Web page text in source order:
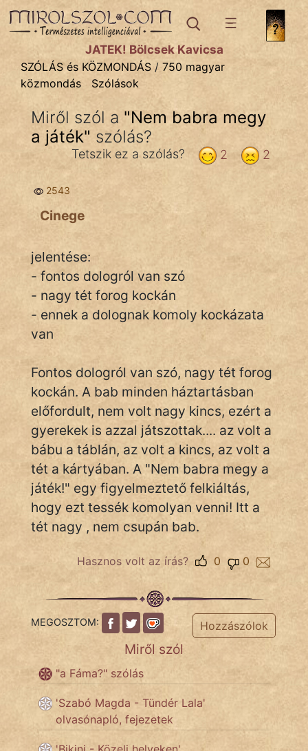
SZÓLÁS ÉS KÖZMONDÁStémák:
Bibliai
Kifejezések
Közmondások
Rímelő
Szóláscsoportok
Szólások
Tréfás
SZÓLÁS
És
KÖZMONDÁS
PSZICHO
ZENE
FILM
TÖRTÉNELEM
Népszerű szerzőink:
cinege
Hunor
JÁTÉK! Bölcsek Kavicsa
SZÓLÁS és KÖZMONDÁS / 750 magyar
közmondás
Szólások
Miről szól a "Nem babra megy
a játék" szólás?
2
2
Tetszik ez a szólás?
2543
Cinege
jelentése:
- fontos dologról van szó
- nagy tét forog kockán
- ennek a dolognak komoly kockázata
van
Fontos dologról van szó, nagy tét forog
kockán. A bab minden háztartásban
előfordult, nem volt nagy kincs, ezért a
gyerekek is azzal játszottak.... az volt a
bábu a táblán, az volt a kincs, az volt a
tét a kártyában. A "Nem babra megy a
játék!" egy figyelmeztető felkiáltás,
hogy ezt tessék komolyan venni! Itt a
tét nagy , nem csupán bab.
Hasznos volt az írás? 0
0
MEGOSZTOM: Hozzászólok
Miről szól
"a Fáma?" szólás
'Szabó Magda - Tündér Lala'
olvasónapló, fejezetek